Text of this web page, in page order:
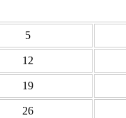
5
12
19
26